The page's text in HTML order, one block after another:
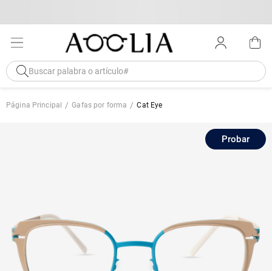
Página Principal Gafas por forma Cat Eye
Probar